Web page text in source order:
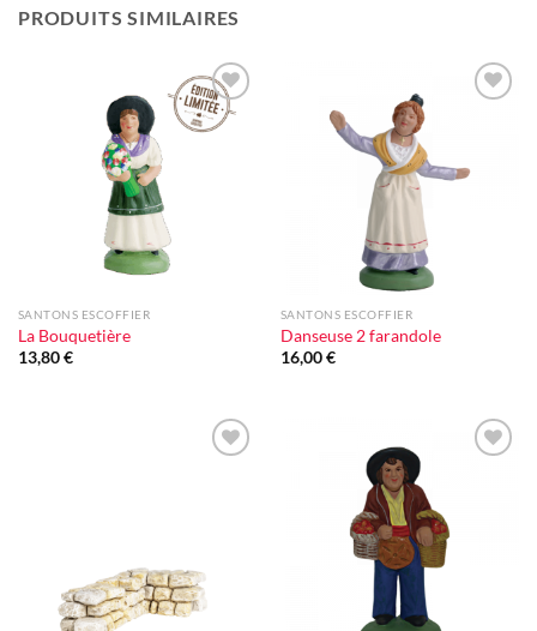
PRODUITS SIMILAIRES
Ajouter
à la liste
SANTONS ESCOFFIER
La Bouquetière
13,80€
SANTONS ESCOFFIER
Danseuse 2 farandole
16,00€